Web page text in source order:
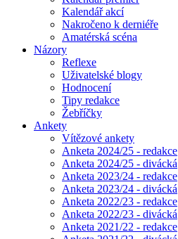
Kalendář akcí
Nakročeno k derniéře
Amatérská scéna
Názory
Reflexe
Uživatelské blogy
Hodnocení
Tipy redakce
Žebříčky
Ankety
Vítězové ankety
Anketa 2024/25 - redakce
Anketa 2024/25 - divácká
Anketa 2023/24 - redakce
Anketa 2023/24 - divácká
Anketa 2022/23 - redakce
Anketa 2022/23 - divácká
Anketa 2021/22 - redakce